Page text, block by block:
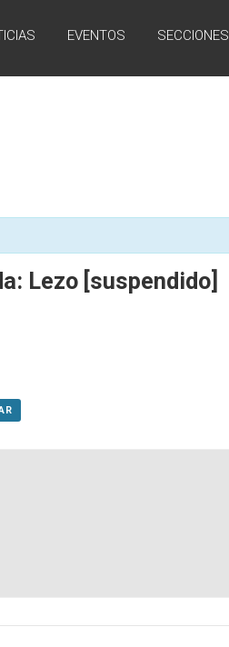
EVENTOS SECCIONES
Lezo [suspendido]